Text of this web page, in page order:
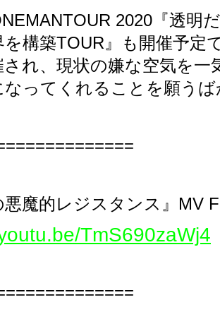
2020『透明
を構築TOUR』も開催予定
され、現状の嫌な空気を一
なってくれることを願う
悪魔的レジスタンス』MV
TmS690zaWj4